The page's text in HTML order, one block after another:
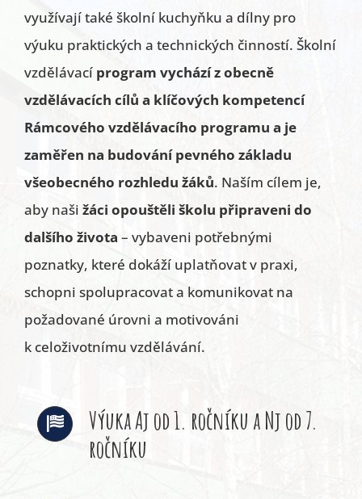
využívají také školní kuchyňku a dílny pro
výuku praktických a technických činností. Školní
vzdělávací program vychází z obecně
vzdělávacích cílů a klíčových kompetencí
Rámcového vzdělávacího programu a je
zaměřen na budování pevného základu
všeobecného rozhledu žáků. Naším cílem je,
aby naši žáci opouštěli školu připraveni do
dalšího života – vybaveni potřebnými
poznatky, které dokáží uplatňovat v praxi,
schopni spolupracovat a komunikovat na
požadované úrovni a motivováni
k celoživotnímu vzdělávání.
Výuka Aj od 1. ročníku a Nj od 7.
ročníku